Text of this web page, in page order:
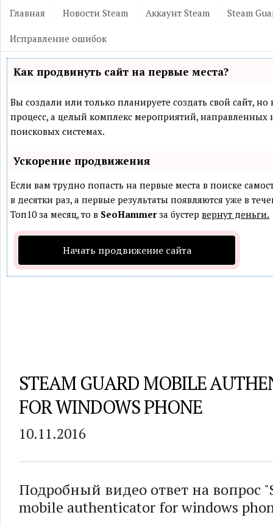
Главная Новости Steam Аккаунт Steam Steam
Исправление ошибок
Как продвинуть сайт на первые места?
Вы создали или только планируете создать свой сайт,
процесс, а целый комплекс мероприятий,
поисковых системах.
Ускорение продвижения
Если вам трудно попасть на первые места в поиске
в десятки раз, а первые результаты появляются уже в
Топ10 за месяц, то в SeoHammerза бустер вернут деньги.
Начать продвижение сайта
STEAM GUARD MOBILE
FOR WINDOWS PHONE
10.11.2016
Подробный видео ответ на вопрос
mobile authenticator for windows